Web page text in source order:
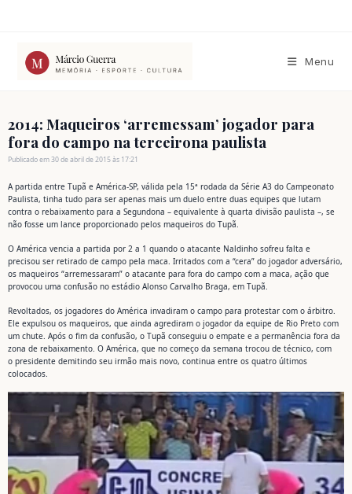
conteúdo
Menu
2014: Maqueiros ‘arremessam’ jogador para
fora do campo na terceirona paulista
Publicado em 30 de abril de 2015 às 17:21
A partida entre Tupã e América-SP, válida pela 15ª rodada da Série A3 do Campeonato
Paulista, tinha tudo para ser apenas mais um duelo entre duas equipes que lutam
contra o rebaixamento para a Segundona – equivalente à quarta divisão paulista –, se
não fosse um lance proporcionado pelos maqueiros do Tupã.
O América vencia a partida por 2 a 1 quando o atacante Naldinho sofreu falta e
precisou ser retirado de campo pela maca. Irritados com a “cera” do jogador adversário,
os maqueiros “arremessaram” o atacante para fora do campo com a maca, ação que
provocou uma confusão no estádio Alonso Carvalho Braga, em Tupã.
Revoltados, os jogadores do América invadiram o campo para protestar com o árbitro.
Ele expulsou os maqueiros, que ainda agrediram o jogador da equipe de Rio Preto com
um chute. Após o fim da confusão, o Tupã conseguiu o empate e a permanência fora da
zona de rebaixamento. O América, que no começo da semana trocou de técnico, com
o presidente demitindo seu irmão mais novo, continua entre os quatro últimos
colocados.